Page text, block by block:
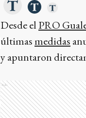
Desde elPRO
últimasmedidas
y apuntaron
Ads